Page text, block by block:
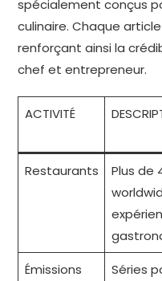
spécialement conçus
culinaire. Chaque
renforçant ainsi la
chef et entrepreneur.
ACTIVITÉ
Restaurants
Plus de
Émissions
Séries